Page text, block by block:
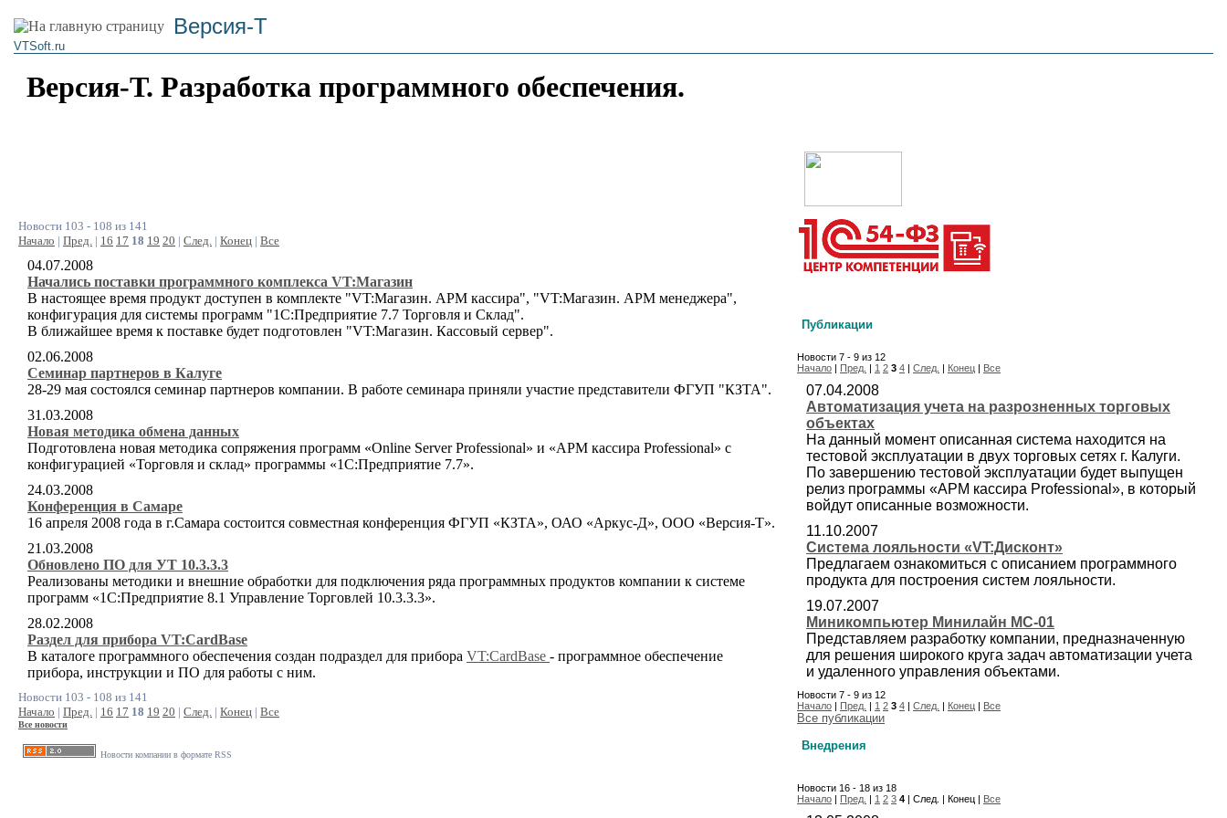
Версия-Т
VTSoft.ru
Версия-Т. Разработка программного обеспечения.
Новости 103 - 108 из 141
Начало | Пред. | 16 17 18 19 20 | След. | Конец | Все
04.07.2008
Начались поставки программного комплекса VT:Магазин
В настоящее время продукт доступен в комплекте "VT:Магазин. АРМ кассира", "VT:Магазин. АРМ менеджера",
конфигурация для системы программ "1С:Предприятие 7.7 Торговля и Склад".
В ближайшее время к поставке будет подготовлен "VT:Магазин. Кассовый сервер".
02.06.2008
Семинар партнеров в Калуге
28-29 мая состоялся семинар партнеров компании. В работе семинара приняли участие представители ФГУП "КЗТА".
31.03.2008
Новая методика обмена данных
Подготовлена новая методика сопряжения программ «Online Server Professional» и «АРМ кассира Professional» с
конфигурацией «Торговля и склад» программы «1С:Предприятие 7.7».
24.03.2008
Конференция в Самаре
16 апреля 2008 года в г.Самара состоится совместная конференция ФГУП «КЗТА», ОАО «Аркус-Д», ООО «Версия-Т».
21.03.2008
Обновлено ПО для УТ 10.3.3.3
Реализованы методики и внешние обработки для подключения ряда программных продуктов компании к системе
программ «1С:Предприятие 8.1 Управление Торговлей 10.3.3.3».
28.02.2008
Раздел для прибора VT:CardBase
В каталоге программного обеспечения создан подраздел для прибора VT:CardBase - программное обеспечение
прибора, инструкции и ПО для работы с ним.
Новости 103 - 108 из 141
Начало | Пред. | 16 17 18 19 20 | След. | Конец | Все
Все новости
Новости компании в формате RSS
Публикации
Новости 7 - 9 из 12
Начало | Пред. | 1 2 3 4 | След. | Конец | Все
07.04.2008
Автоматизация учета на разрозненных торговых
объектах
На данный момент описанная система находится на
тестовой эксплуатации в двух торговых сетях г. Калуги.
По завершению тестовой эксплуатации будет выпущен
релиз программы «АРМ кассира Professional», в который
войдут описанные возможности.
11.10.2007
Система лояльности «VT:Дисконт»
Предлагаем ознакомиться с описанием программного
продукта для построения систем лояльности.
19.07.2007
Миникомпьютер Минилайн МС-01
Представляем разработку компании, предназначенную
для решения широкого круга задач автоматизации учета
и удаленного управления объектами.
Новости 7 - 9 из 12
Начало | Пред. | 1 2 3 4 | След. | Конец | Все
Все публикации
Внедрения
Новости 16 - 18 из 18
Начало | Пред. | 1 2 3 4 | След. | Конец | Все